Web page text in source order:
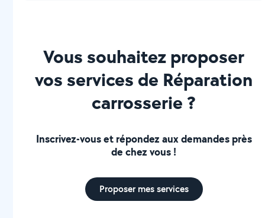
Vous souhaitez proposer
vos services de Réparation
carrosserie ?
Inscrivez-vous et répondez aux demandes près
de chez vous !
Proposer mes services